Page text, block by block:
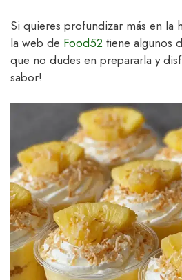
Si quieres profundizar más en la
la web de Food52 tiene algunos
que no dudes en prepararla y
sabor!